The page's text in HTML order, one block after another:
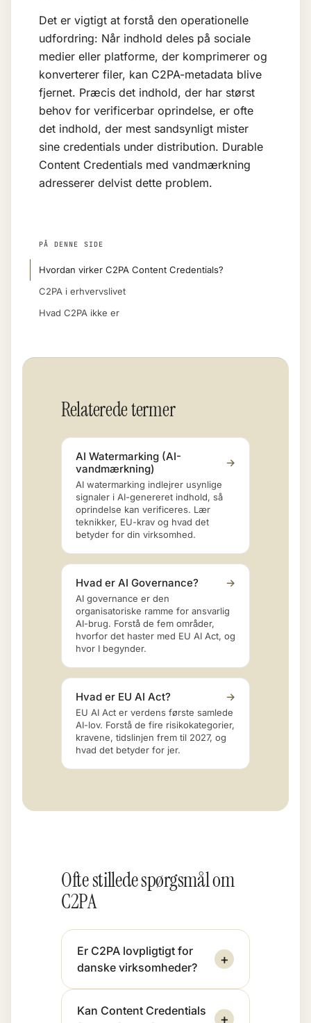
Det er vigtigt at forstå den operationelle
udfordring: Når indhold deles på sociale
medier eller platforme, der komprimerer og
konverterer filer, kan C2PA-metadata blive
fjernet. Præcis det indhold, der har størst
behov for verificerbar oprindelse, er ofte
det indhold, der mest sandsynligt mister
sine credentials under distribution. Durable
Content Credentials med vandmærkning
adresserer delvist dette problem.
PÅ DENNE SIDE
Hvordan virker C2PA Content Credentials?
C2PA i erhvervslivet
Hvad C2PA ikke er
Relaterede termer
AI Watermarking (AI-
vandmærkning)
→
AI watermarking indlejrer usynlige
signaler i AI-genereret indhold, så
oprindelse kan verificeres. Lær
teknikker, EU-krav og hvad det
betyder for din virksomhed.
Hvad er AI Governance? →
AI governance er den
organisatoriske ramme for ansvarlig
AI-brug. Forstå de fem områder,
hvorfor det haster med EU AI Act, og
hvor I begynder.
Hvad er EU AI Act? →
EU AI Act er verdens første samlede
AI-lov. Forstå de fire risikokategorier,
kravene, tidslinjen frem til 2027, og
hvad det betyder for jer.
Ofte stillede spørgsmål om
C2PA
Er C2PA lovpligtigt for
danske virksomheder?
+
Kan Content Credentials
+